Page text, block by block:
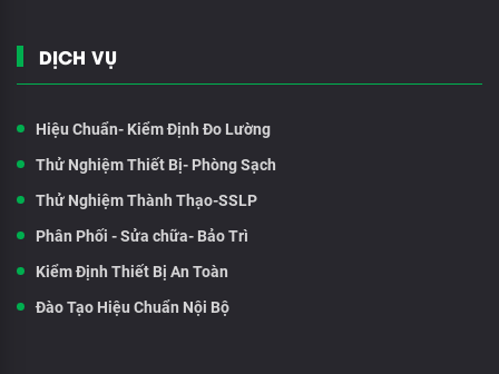
DỊCH VỤ
Hiệu Chuẩn- Kiểm Định Đo Lường
Thử Nghiệm Thiết Bị- Phòng Sạch
Thử Nghiệm Thành Thạo-SSLP
Phân Phối - Sửa chữa- Bảo Trì
Kiểm Định Thiết Bị An Toàn
Đào Tạo Hiệu Chuẩn Nội Bộ